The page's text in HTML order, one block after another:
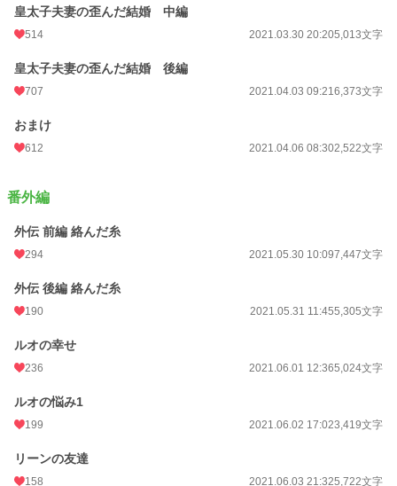
週間ポイント 3,405 pt (2,961 位)
月間ポイント
年間ポイント 195,569 pt (3,190 位)
皇太子夫妻の歪んだ結婚 中編
514 2021.03.30 20:205,013文字
皇太子夫妻の歪んだ結婚 後編
707 2021.04.03 09:216,373文字
おまけ
612 2021.04.06 08:302,522文字
番外編
外伝 前編 絡んだ糸
294 2021.05.30 10:097,447文字
外伝 後編 絡んだ糸
190 2021.05.31 11:455,305文字
ルオの幸せ
236 2021.06.01 12:365,024文字
ルオの悩み1
199 2021.06.02 17:023,419文字
リーンの友達
158 2021.06.03 21:325,722文字